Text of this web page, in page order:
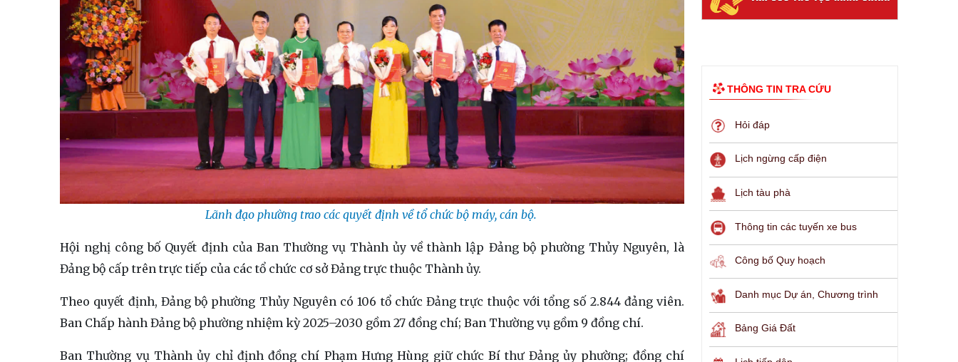
Lãnh đạo phường trao các quyết định về tổ chức bộ máy, cán bộ.
Hội nghị công bố Quyết định của Ban Thường vụ Thành ủy về thành lập Đảng bộ phường Thủy Nguyên, là
Đảng bộ cấp trên trực tiếp của các tổ chức cơ sở Đảng trực thuộc Thành ủy.
Theo quyết định, Đảng bộ phường Thủy Nguyên có 106 tổ chức Đảng trực thuộc với tổng số 2.844 đảng viên.
Ban Chấp hành Đảng bộ phường nhiệm kỳ 2025–2030 gồm 27 đồng chí; Ban Thường vụ gồm 9 đồng chí.
Ban Thường vụ Thành ủy chỉ định đồng chí Phạm Hưng Hùng giữ chức Bí thư Đảng ủy phường; đồng chí
THÔNG TIN TRA CỨU
Hỏi đáp
Lịch ngừng cấp điện
Lịch tàu phà
Thông tin các tuyến xe bus
Công bố Quy hoạch
Danh mục Dự án, Chương trình
Bảng Giá Đất